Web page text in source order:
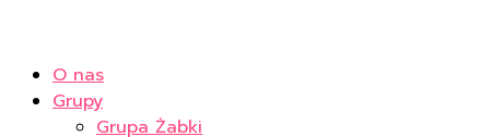
O nas
Grupy
Grupa Żabki